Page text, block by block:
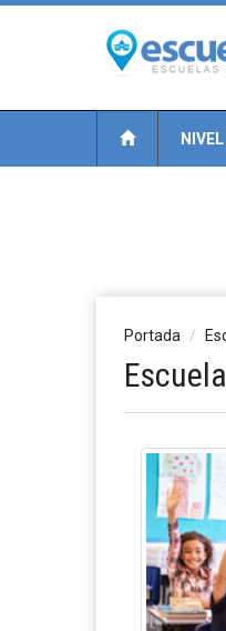
Portada